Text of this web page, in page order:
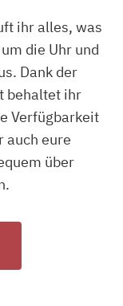
ihr alles, was
die Uhr und
Dank der
behaltet ihr
Verfügbarkeit
auch eure
über